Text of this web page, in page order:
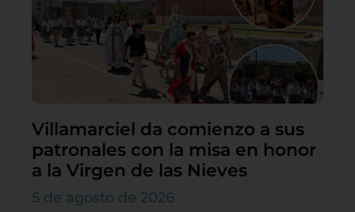
Villamarciel da comienzo a sus
patronales con la misa en honor
a la Virgen de las Nieves
5 de agosto de 2026